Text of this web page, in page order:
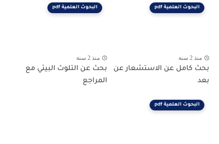
البحوث العلمية pdf
منذ 2 سنة
بحث كامل عن الاستشعار عن
بعد
البحوث العلمية pdf
منذ 2 سنة
بحث عن التلوث البيئي مع
المراجع
البحوث العلمية pdf